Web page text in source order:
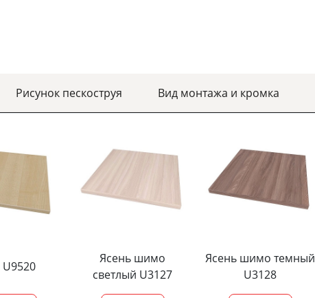
Рисунок пескоструя Вид монтажа и кромка
Ясень шимо
светлый U3127
Ясень шимо темный
U3128